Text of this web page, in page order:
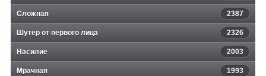
Сложная 2387
Шутер от первого лица 2326
Насилие 2003
Мрачная 1993